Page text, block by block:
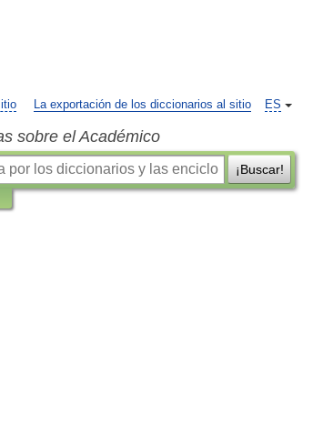
ES
La exportación de los diccionarios al sitio
sobre el Académico
¡Buscar!